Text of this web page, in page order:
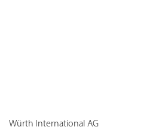
Würth International AG